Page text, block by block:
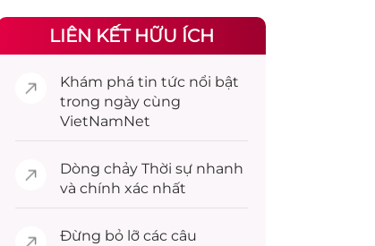
LIÊN KẾT HỮU ÍCH
Khám phá tin tức nổi bật
trong ngày cùng
VietNamNet
Dòng chảy Thời sự nhanh
và chính xác nhất
Đừng bỏ lỡ các câu